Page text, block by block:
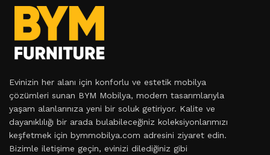
Evinizin her alanı için konforlu ve estetik mobilya
çözümleri sunan BYM Mobilya, modern tasarımlarıyla
yaşam alanlarınıza yeni bir soluk getiriyor. Kalite ve
dayanıklılığı bir arada bulabileceğiniz koleksiyonlarımızı
keşfetmek için bymmobilya.com adresini ziyaret edin.
Bizimle iletişime geçin, evinizi dilediğiniz gibi